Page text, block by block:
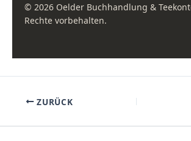
© 2026 Oelder Buchhandlung &
Rechte vorbehalten.
ZURÜCK